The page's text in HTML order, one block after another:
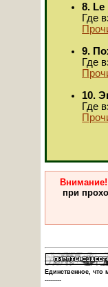
8. Le
Где
9.
Где
10.
Где
при
Единственное, что
--------